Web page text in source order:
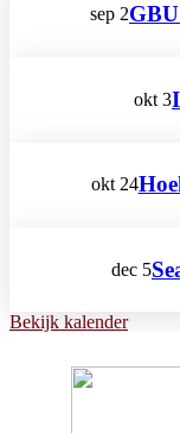
sep 2
okt 3
okt 24
dec 5
Bekijk kalender